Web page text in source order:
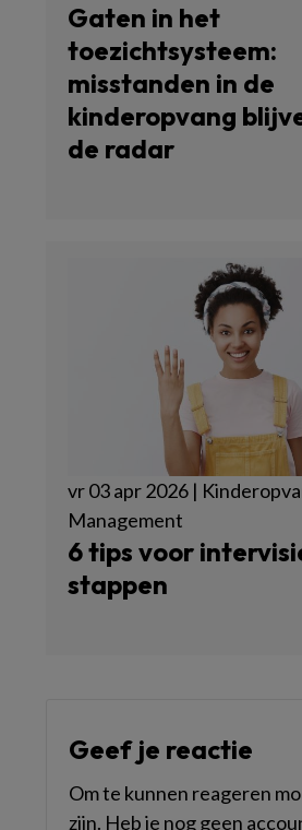
Gaten in het
toezichtsysteem:
misstanden in de
kinderopvang
de radar
vr 03 apr 2026 |
Management
6 tips voor
stappen
Geef je reactie
Om te kunnen reageren
zijn. Heb je nog geen